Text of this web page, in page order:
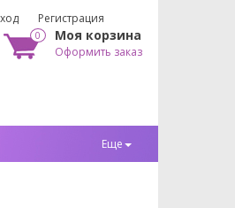
Регистрация
0 Моя корзина
Оформить заказ
Еще